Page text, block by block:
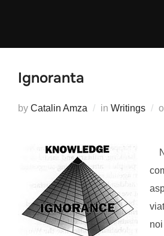
Ignoranta
by Catalin Amza in Writings